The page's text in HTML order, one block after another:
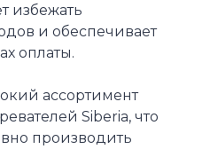
избежать
и обеспечивает
оплаты.
ассортимент
Siberia, что
производить